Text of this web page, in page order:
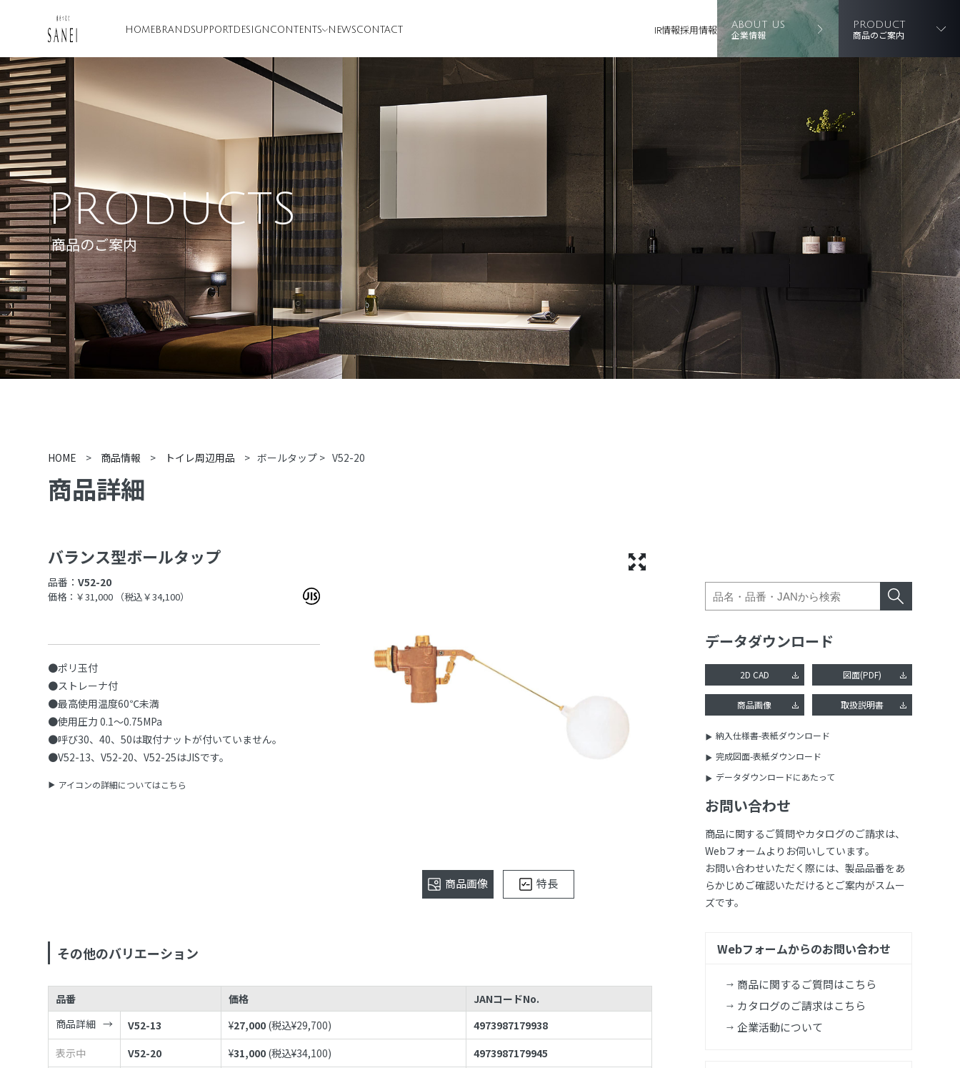
HOME BRANDSUPPORT DESIGN CONTENTS NEWSCONTACT IR情報採用情報 ABOUT US
企業情報
PRODUCT
商品のご案内
PRODUCTS
商品のご案内
HOME > 商品情報 > トイレ周辺用品 > ボールタップ > V52-20
商品詳細
バランス型ボールタップ
品番：V52-20
価格：￥31,000 （税込￥34,100）
●ポリ玉付
●ストレーナ付
●最高使用温度60℃未満
●使用圧力 0.1〜0.75MPa
●呼び30、40、50は取付ナットが付いていません。
●V52-13、V52-20、V52-25はJISです。
アイコンの詳細についてはこちら
商品画像 特長
その他のバリエーション
品番 価格
JANコードNo.
商品詳細
V52-13 ¥27,000 (税込¥29,700)
4973987179938
表示中
V52-20 ¥31,000 (税込¥34,100)
4973987179945
データダウンロード
2D CAD 図面(PDF)
商品画像 取扱説明書
納入仕様書-表紙ダウンロード
完成図面-表紙ダウンロード
データダウンロードにあたって
お問い合わせ
商品に関するご質問やカタログのご請求は、
Webフォームよりお伺いしています。
お問い合わせいただく際には、製品品番をあ
らかじめご確認いただけるとご案内がスムー
ズです。
Webフォームからのお問い合わせ
商品に関するご質問はこちら
カタログのご請求はこちら
企業活動について